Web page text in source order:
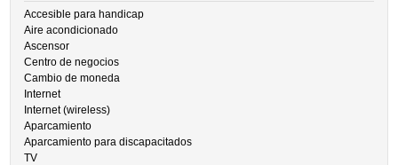
Accesible para handicap
Aire acondicionado
Ascensor
Centro de negocios
Cambio de moneda
Internet
Internet (wireless)
Aparcamiento
Aparcamiento para discapacitados
TV